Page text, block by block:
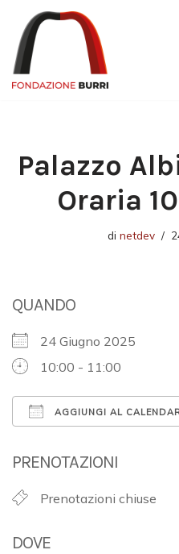
Vai
al
contenuto
Palazzo
Oraria
di netdev
QUANDO
24 Giugno 2025
10:00 - 11:00
AGGIUNGI AL
PRENOTAZIONI
Prenotazioni chiuse
DOVE